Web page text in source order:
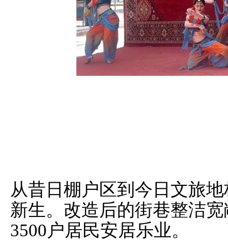
从昔日棚户区到今日文旅
新生。改造后的街巷整洁
3500户居民安居乐业。